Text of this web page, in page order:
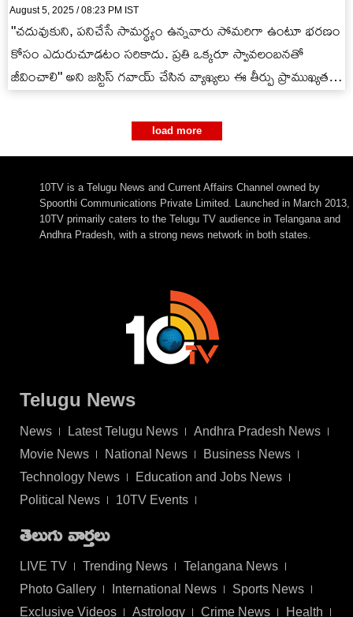
August 5, 2025 / 08:23 PM IST
"చదువుకుని, పనిచేసే సామర్థ్యం ఉన్నవారు సోమరిగా ఉంటూ భరణం
కోసం ఎదురుచూడటం సరికాదు. ప్రతి ఒక్కరూ స్వావలంబనతో
జీవించాలి" అని జస్టిస్ గవాయ్ చేసిన వ్యాఖ్యలు ఈ తీర్పు ప్రాముఖ్యతను
load more
10TV is a Telugu News and Current Affairs Channel owned by
Spoorthi Communications Private Limited. Launched in March 2013,
10TV primarily caters to the Telugu TV audience in Telangana and
Andhra Pradesh, with a strong news network in both states.
Telugu News
News Latest Telugu News
Andhra Pradesh News
Movie News
National News
Business News
Technology News
Education and Jobs News
Political News
10TV Events
తెలుగు వార్తలు
LIVE TV Trending News
Telangana News
Photo Gallery
International News
Sports News
Exclusive Videos
Astrology Crime News Health